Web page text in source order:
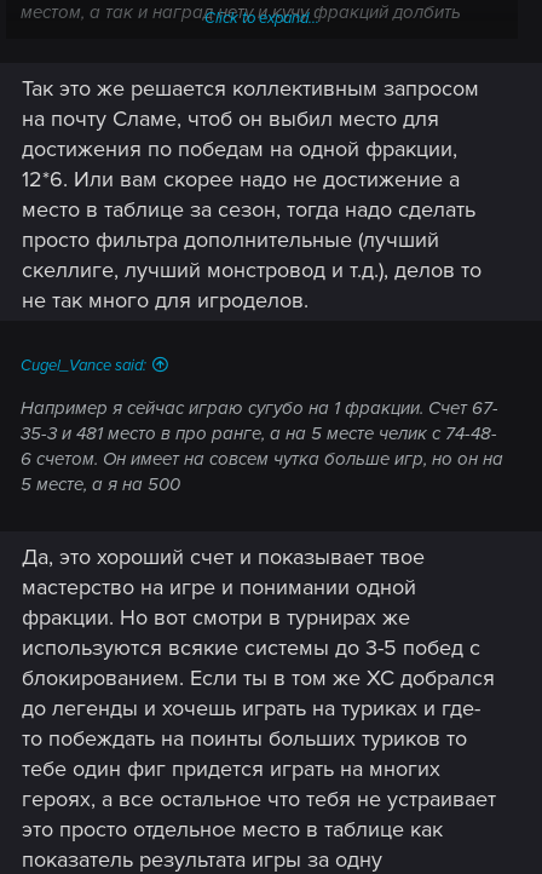
местом, а так и наград нету и кучу фракций долбить
Click to expand...
Так это же решается коллективным запросом
на почту Сламе, чтоб он выбил место для
достижения по победам на одной фракции,
12*6. Или вам скорее надо не достижение а
место в таблице за сезон, тогда надо сделать
просто фильтра дополнительные (лучший
скеллиге, лучший монстровод и т.д.), делов то
не так много для игроделов.
Cugel_Vance said:
Например я сейчас играю сугубо на 1 фракции. Счет 67-
35-3 и 481 место в про ранге, а на 5 месте челик с 74-48-
6 счетом. Он имеет на совсем чутка больше игр, но он на
5 месте, а я на 500
Да, это хороший счет и показывает твое
мастерство на игре и понимании одной
фракции. Но вот смотри в турнирах же
используются всякие системы до 3-5 побед с
блокированием. Если ты в том же ХС добрался
до легенды и хочешь играть на туриках и где-
то побеждать на поинты больших туриков то
тебе один фиг придется играть на многих
героях, а все остальное что тебя не устраивает
это просто отдельное место в таблице как
показатель результата игры за одну